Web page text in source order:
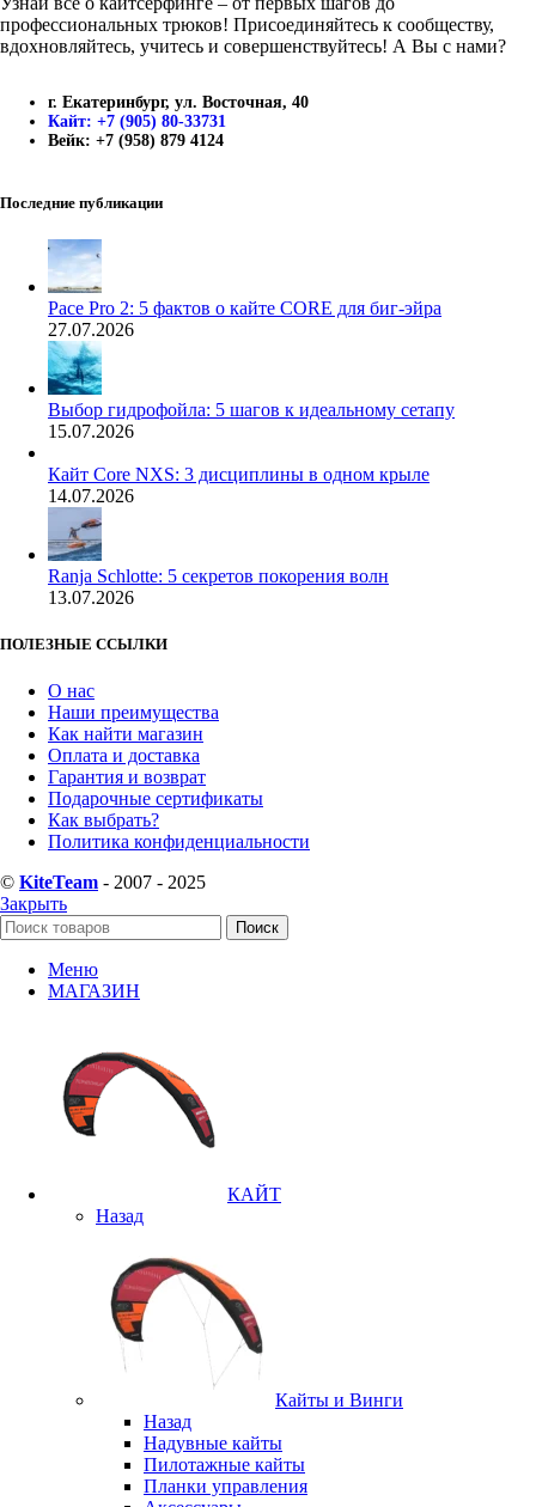
профессиональных трюков! Присоединяйтесь к сообществу,
вдохновляйтесь, учитесь и совершенствуйтесь! А Вы с нами?
г. Екатеринбург, ул. Восточная, 40
Кайт: +7 (905) 80-33731
Вейк: +7 (958) 879 4124
Последние публикации
Pace Pro 2: 5 фактов о кайте CORE для биг-эйра
27.07.2026
Выбор гидрофойла: 5 шагов к идеальному сетапу
15.07.2026
Кайт Core NXS: 3 дисциплины в одном крыле
14.07.2026
Ranja Schlotte: 5 секретов покорения волн
13.07.2026
ПОЛЕЗНЫЕ ССЫЛКИ
О нас
Наши преимущества
Как найти магазин
Оплата и доставка
Гарантия и возврат
Подарочные сертификаты
Как выбрать?
Политика конфиденциальности
© KiteTeam - 2007 - 2025
Закрыть
Поиск
Меню
МАГАЗИН
КАЙТ
Назад
Кайты и Винги
Назад
Надувные кайты
Пилотажные кайты
Планки управления